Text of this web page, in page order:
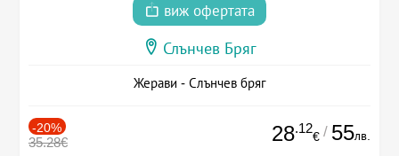
виж офертата
Слънчев Бряг
Жерави - Слънчев бряг
-20%
35.28€ 28.12
€ / 55лв.